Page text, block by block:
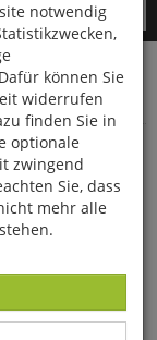
Ballsport
notwendig
können Sie
widerrufen
finden Sie in
optionale
zwingend
Sie, dass
mehr alle